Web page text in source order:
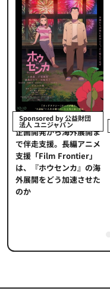
Sponsored by 公益財団
法人 ユニジャパン
企画開発から海外展開ま
で伴走支援。長編アニメ
支援「Film Frontier」
は、『ホウセンカ』の海
外展開をどう加速させた
のか